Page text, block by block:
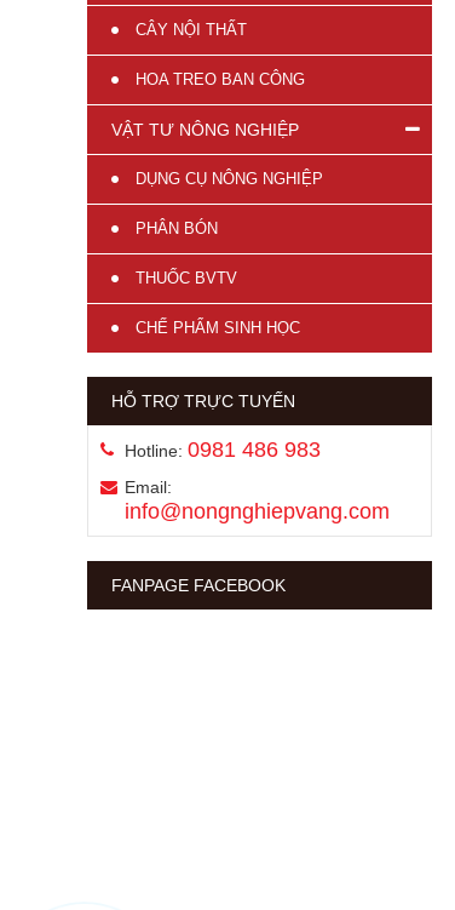
CÂY NỘI THẤT
HOA TREO BAN CÔNG
VẬT TƯ NÔNG NGHIỆP
DỤNG CỤ NÔNG NGHIỆP
PHÂN BÓN
THUỐC BVTV
CHẾ PHẨM SINH HỌC
HỖ TRỢ TRỰC TUYẾN
Hotline: 0981 486 983
Email:
info@nongnghiepvang.com
FANPAGE FACEBOOK